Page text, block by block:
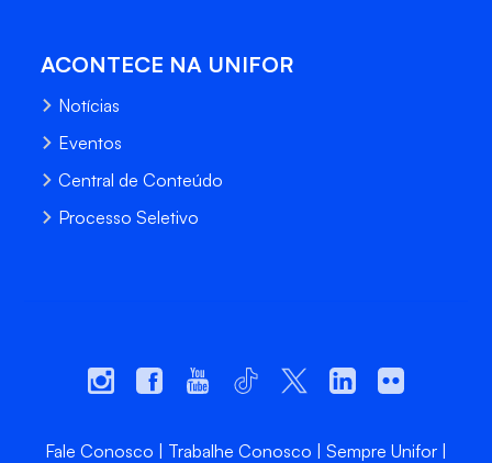
ACONTECE NA UNIFOR
Notícias
Eventos
Central de Conteúdo
Processo Seletivo
Fale Conosco Trabalhe Conosco
Sempre Unifor